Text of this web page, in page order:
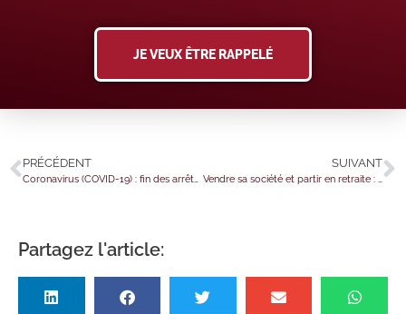
JE VEUX ÊTRE RAPPELÉ
PRÉCÉDENT SUIVANT
Partagez l'article: